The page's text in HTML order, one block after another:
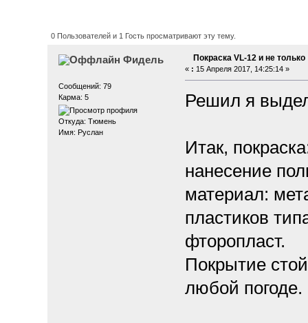
0 Пользователей и 1 Гость просматривают эту тему.
Фидель
Сообщений: 79
Карма: 5
Откуда: Тюмень
Имя: Руслан
Покраска VL-12 и не только
« : 15 Апреля 2017, 14:25:14 »
Решил я
Итак,
нанесение
материал:
пластиков
фторопласт.
Покрытие
любой погоде.